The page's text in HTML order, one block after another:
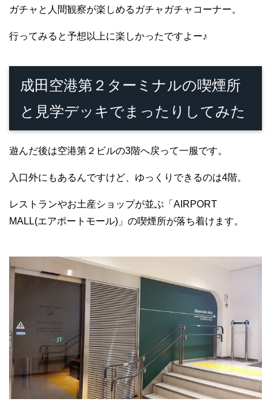
ガチャと人間観察が楽しめるガチャガチャコーナー。
行ってみると予想以上に楽しかったですよー♪
成田空港第２ターミナルの喫煙所
と見学デッキでまったりしてみた
遊んだ後は空港第２ビルの3階へ戻って一服です。
入口外にもあるんですけど、ゆっくりできるのは4階。
レストランやお土産ショップが並ぶ「AIRPORT
MALL(エアポートモール)」の喫煙所が落ち着けます。